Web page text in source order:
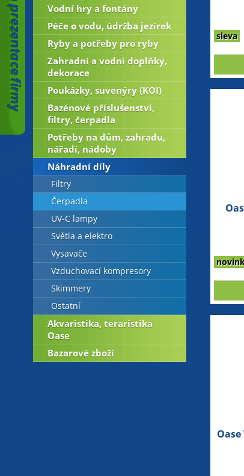
sleva
Vodní hry a fontány
Péče o vodu, údržba jezírek
Ryby a potřeby pro ryby
Zahradní a vodní doplňky,
dekorace
Poukázky, suvenýry (KOI)
Bazénové příslušenství,
filtry, čerpadla
Potřeby na dům, zahradu,
nářadí, nádoby
Náhradní díly
Filtry
Čerpadla
UV-C lampy
Světla a elektro
Vysavače
Vzduchovací kompresory
Skimmery
Ostatní
Akvaristika, teraristika
Oase
Bazarové zboží